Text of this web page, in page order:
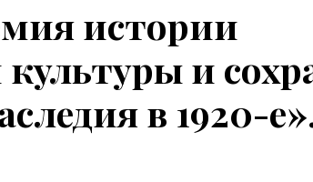
истории
и
в 1920-